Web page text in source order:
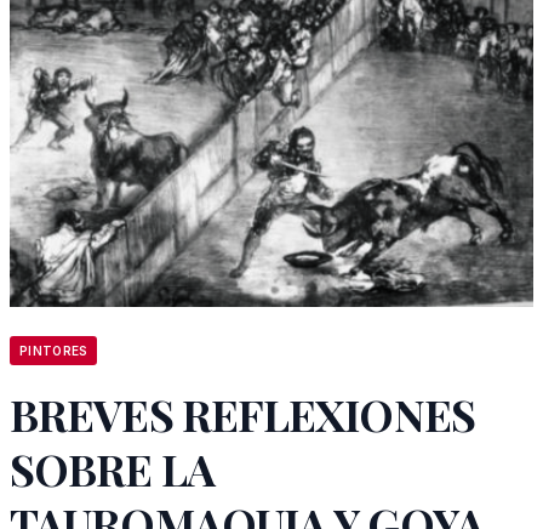
PINTORES
BREVES REFLEXIONES
SOBRE LA